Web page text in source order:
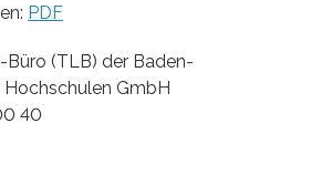
PDF
(TLB) der Baden-
GmbH
40